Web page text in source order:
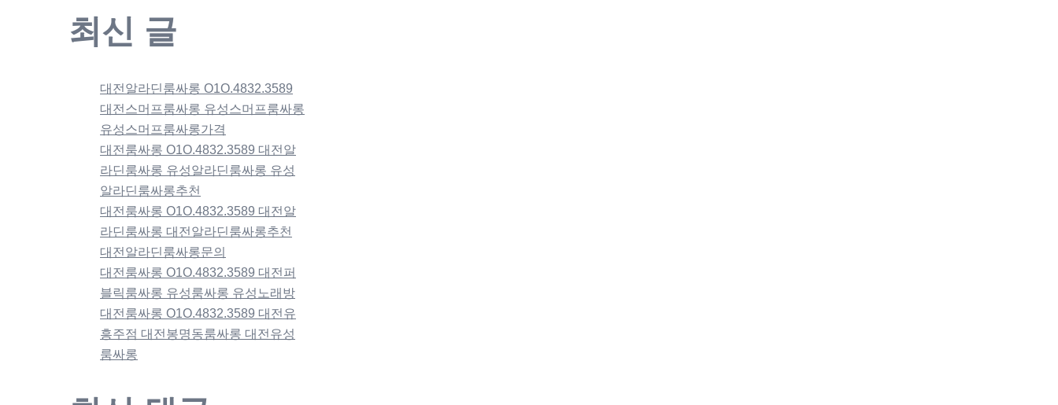
최신 글
대전알라딘룸싸롱 O1O.4832.3589
대전스머프룸싸롱 유성스머프룸싸롱
유성스머프룸싸롱가격
대전룸싸롱 O1O.4832.3589 대전알
라딘룸싸롱 유성알라딘룸싸롱 유성
알라딘룸싸롱추천
대전룸싸롱 O1O.4832.3589 대전알
라딘룸싸롱 대전알라딘룸싸롱추천
대전알라딘룸싸롱문의
대전룸싸롱 O1O.4832.3589 대전퍼
블릭룸싸롱 유성룸싸롱 유성노래방
대전룸싸롱 O1O.4832.3589 대전유
흥주점 대전봉명동룸싸롱 대전유성
룸싸롱